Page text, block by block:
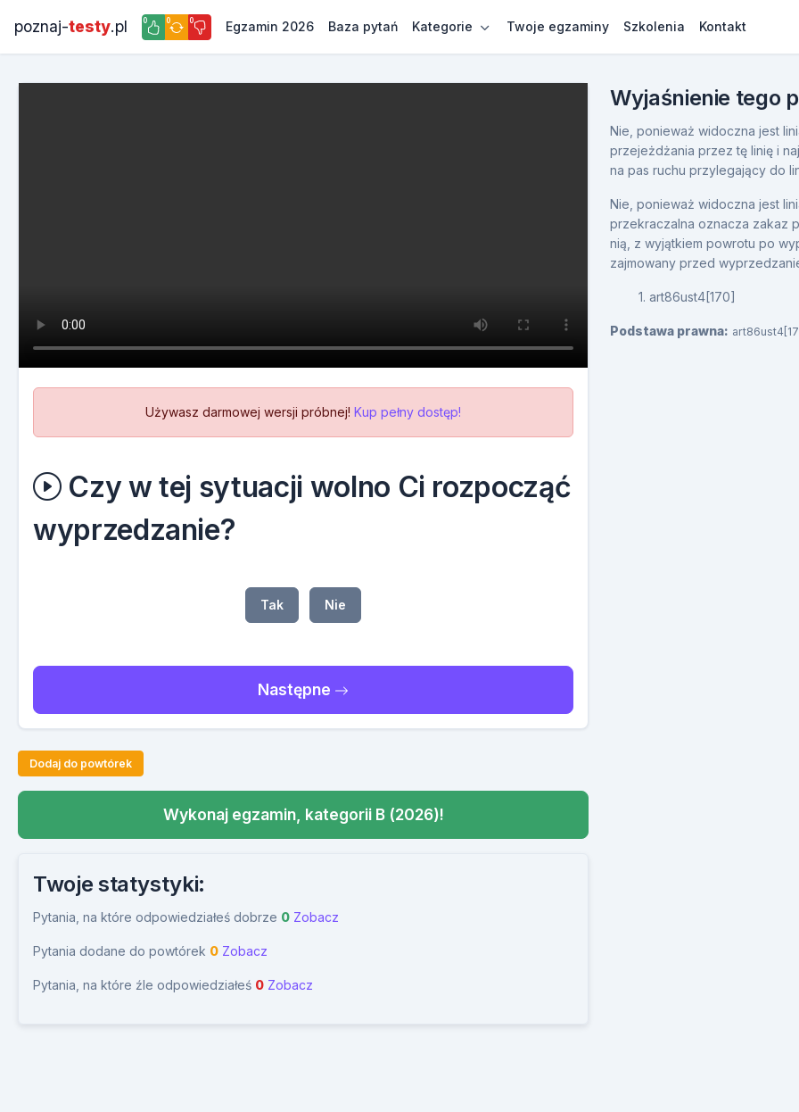
poznaj-testy.pl 0 0 0 Egzamin 2026 Baza pytań Kategorie Twoje egzaminy Szkolenia Kontakt
Używasz darmowej wersji próbnej! Kup pełny dostęp!
Czy w tej sytuacji wolno Ci rozpocząć
wyprzedzanie?
Tak Nie
Następne
Dodaj do powtórek
Wykonaj egzamin, kategorii B (2026)!
Twoje statystyki:
Pytania, na które odpowiedziałeś dobrze 0 Zobacz
Pytania dodane do powtórek 0 Zobacz
Pytania, na które źle odpowiedziałeś 0 Zobacz
Wyjaśnienie tego
Nie, ponieważ widoczna jest
przejeżdżania przez tę linię i
na pas ruchu przylegający do
Nie, ponieważ widoczna jest
przekraczalna oznacza zakaz
nią, z wyjątkiem powrotu po
zajmowany przed
1. art86ust4[170]
Podstawa prawna: